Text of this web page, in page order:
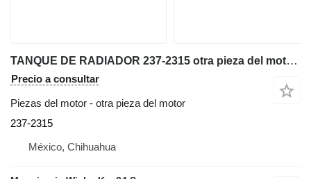
TANQUE DE RADIADOR 237-2315 otra pieza del motor para Caterpillar D9R,D9N,D8L bulldozer
Precio a consultar
Piezas del motor - otra pieza del motor
237-2315
México, Chihuahua